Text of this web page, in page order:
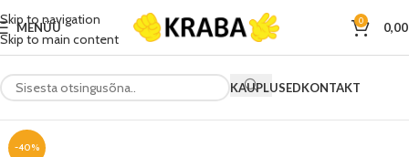
Skip to navigation
Skip to main content
MENÜÜ 0
KAUPLUSEDKONTAKT
-40%